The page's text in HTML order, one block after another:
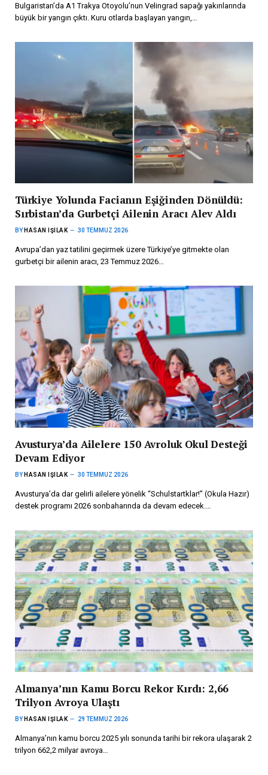
Bulgaristan’da A1 Trakya Otoyolu’nun Velingrad sapağı yakınlarında
büyük bir yangın çıktı. Kuru otlarda başlayan yangın,…
Türkiye Yolunda Facianın Eşiğinden Dönüldü:
Sırbistan’da Gurbetçi Ailenin Aracı Alev Aldı
BY HASAN IŞILAK 30 TEMMUZ 2026
Avrupa’dan yaz tatilini geçirmek üzere Türkiye’ye gitmekte olan
gurbetçi bir ailenin aracı, 23 Temmuz 2026…
Avusturya’da Ailelere 150 Avroluk Okul Desteği
Devam Ediyor
BY HASAN IŞILAK 30 TEMMUZ 2026
Avusturya’da dar gelirli ailelere yönelik “Schulstartklar!” (Okula Hazır)
destek programı 2026 sonbaharında da devam edecek.…
Almanya’nın Kamu Borcu Rekor Kırdı: 2,66
Trilyon Avroya Ulaştı
BY HASAN IŞILAK 29 TEMMUZ 2026
Almanya’nın kamu borcu 2025 yılı sonunda tarihi bir rekora ulaşarak 2
trilyon 662,2 milyar avroya…